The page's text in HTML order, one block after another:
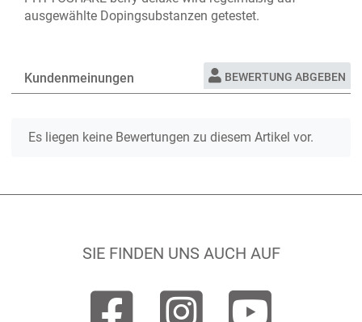
ausgewählte Dopingsubstanzen getestet.
Kundenmeinungen BEWERTUNG ABGEBEN
Es liegen keine Bewertungen zu diesem Artikel vor.
SIE FINDEN UNS AUCH AUF